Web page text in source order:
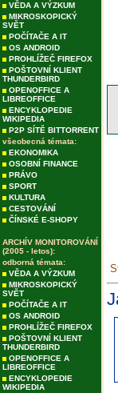
VĚDA A VÝZKUM
MIKROSKOPICKÝ
SVĚT
POČÍTAČE A IT
OS ANDROID
PROHLÍŽEČ FIREFOX
POŠTOVNÍ KLIENT
THUNDERBIRD
OPENOFFICE A
LIBREOFFICE
ENCYKLOPEDIE
WIKIPEDIA
P2P SÍTĚ BITTORRENT
všeobecná témata:
EKONOMIKA
OSOBNÍ FINANCE
PRÁVO
SPORT
KULTURA
CESTOVÁNÍ
ČÍNSKÉ E-SHOPY
ARCHÍV MONITOROVÁNÍ
(2005 - letos):
odborná témata:
VĚDA A VÝZKUM
MIKROSKOPICKÝ
SVĚT
POČÍTAČE A IT
OS ANDROID
PROHLÍŽEČ FIREFOX
POŠTOVNÍ KLIENT
THUNDERBIRD
OPENOFFICE A
LIBREOFFICE
ENCYKLOPEDIE
WIKIPEDIA